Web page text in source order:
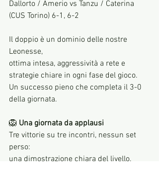
Dallorto / Amerio vs Tanzu / Caterina
(CUS Torino) 6-1, 6-2
Il doppio è un dominio delle nostre
Leonesse,
ottima intesa, aggressività a rete e
strategie chiare in ogni fase del gioco.
Un successo pieno che completa il 3-0
della giornata.
🦁 Una giornata da applausi
Tre vittorie su tre incontri, nessun set
perso:
una dimostrazione chiara del livello,